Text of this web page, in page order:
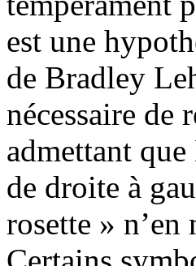
est une
de Bradley
nécessaire de
admettant
de droite à
rosette » n’en